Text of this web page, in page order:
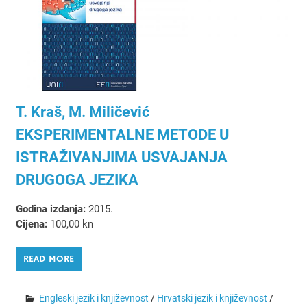
T. Kraš, M. Miličević
EKSPERIMENTALNE METODE U
ISTRAŽIVANJIMA USVAJANJA
DRUGOGA JEZIKA
Godina izdanja:2015.
Cijena:100,00 kn
READ MORE
Engleski jezik i književnost / Hrvatski jezik i književnost /